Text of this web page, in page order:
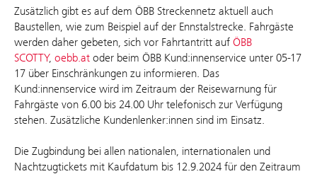
Zusätzlich gibt es auf dem ÖBB Streckennetz aktuell auch
Baustellen, wie zum Beispiel auf der Ennstalstrecke. Fahrgäste
werden daher gebeten, sich vor Fahrtantritt auf ÖBB
SCOTTY, oebb.at oder beim ÖBB Kund:innenservice unter 05-17
17 über Einschränkungen zu informieren. Das
Kund:innenservice wird im Zeitraum der Reisewarnung für
Fahrgäste von 6.00 bis 24.00 Uhr telefonisch zur Verfügung
stehen. Zusätzliche Kundenlenker:innen sind im Einsatz.
Die Zugbindung bei allen nationalen, internationalen und
Nachtzugtickets mit Kaufdatum bis 12.9.2024 für den Zeitraum